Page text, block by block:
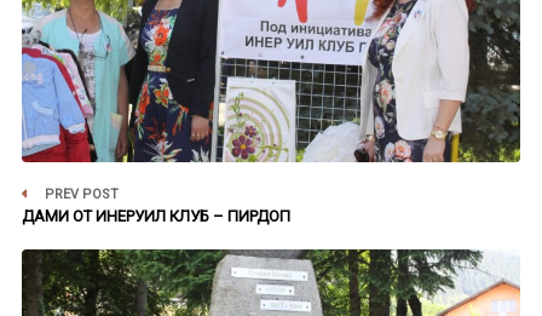
PREV POST
ДАМИ ОТ ИНЕРУИЛ КЛУБ – ПИРДОП